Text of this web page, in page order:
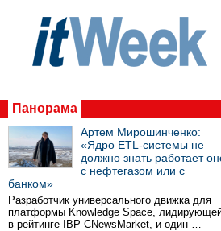
Панорама
Артем Мирошинченко:
«Ядро ETL-системы не
должно знать работает
с нефтегазом или с
банком»
Разработчик универсального движка для
платформы Knowledge Space,
в рейтинге IBP CNewsMarket, и один …